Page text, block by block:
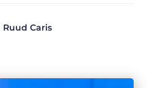
Ruud Caris